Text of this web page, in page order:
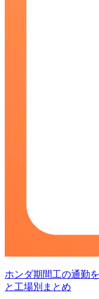
ホンダ期間工の通勤
と工場別まとめ